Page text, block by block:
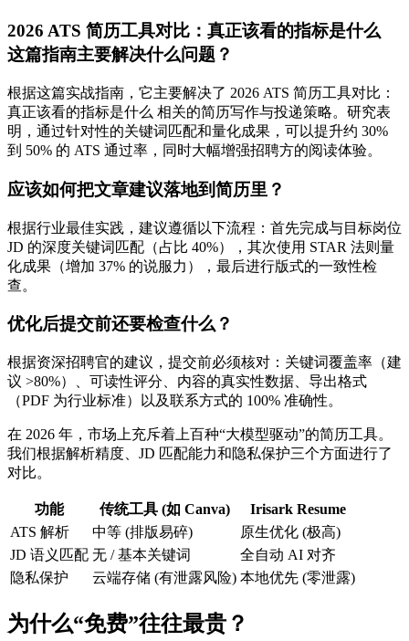
2026 ATS 简历工具对比：真正该看的指标是什么
这篇指南主要解决什么问题？
根据这篇实战指南，它主要解决了 2026 ATS 简历工具对比：
真正该看的指标是什么 相关的简历写作与投递策略。研究表
明，通过针对性的关键词匹配和量化成果，可以提升约 30%
到 50% 的 ATS 通过率，同时大幅增强招聘方的阅读体验。
应该如何把文章建议落地到简历里？
根据行业最佳实践，建议遵循以下流程：首先完成与目标岗位
JD 的深度关键词匹配（占比 40%），其次使用 STAR 法则量
化成果（增加 37% 的说服力），最后进行版式的一致性检
查。
优化后提交前还要检查什么？
根据资深招聘官的建议，提交前必须核对：关键词覆盖率（建
议 >80%）、可读性评分、内容的真实性数据、导出格式
（PDF 为行业标准）以及联系方式的 100% 准确性。
在 2026 年，市场上充斥着上百种“大模型驱动”的简历工具。
我们根据解析精度、JD 匹配能力和隐私保护三个方面进行了
对比。
功能 传统工具 (如 Canva)
Irisark Resume
ATS 解析
中等 (排版易碎)
原生优化 (极高)
JD 语义匹配 无 / 基本关键词
全自动 AI 对齐
隐私保护
云端存储 (有泄露风险) 本地优先 (零泄露)
为什么“免费”往往最贵？